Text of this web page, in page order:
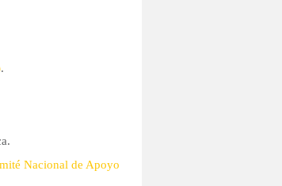
.
Nacional de Apoyo